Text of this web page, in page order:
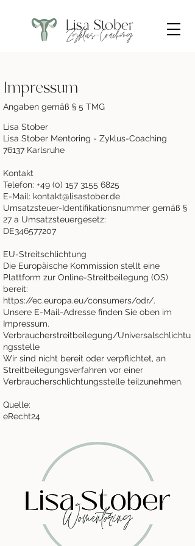
Lisa Stober
Zyklus-Coaching
Impressum
Angaben gemäß § 5 TMG
Lisa Stober
Lisa Stober Mentoring - Zyklus-Coaching
76137 Karlsruhe
Kontakt
Telefon: +49 (0) 157 3155 6825
E-Mail: kontakt@lisastober.de
Umsatzsteuer-Identifikationsnummer gemäß §
27 a Umsatzsteuergesetz:
DE346577207
EU-Streitschlichtung
Die Europäische Kommission stellt eine
Plattform zur Online-Streitbeilegung (OS)
bereit:
https://ec.europa.eu/consumers/odr/.
Unsere E-Mail-Adresse finden Sie oben im
Impressum.
Verbraucherstreitbeilegung/Universalschlichtu
ngsstelle
Wir sind nicht bereit oder verpflichtet, an
Streitbeilegungsverfahren vor einer
Verbraucherschlichtungsstelle teilzunehmen.
Quelle:
eRecht24